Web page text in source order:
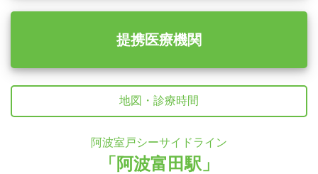
提携医療機関
地図・診療時間
阿波室戸シーサイドライン
「阿波富田駅」